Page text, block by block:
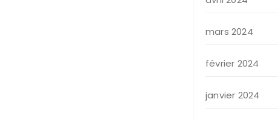
mars 2024
février 2024
janvier 2024